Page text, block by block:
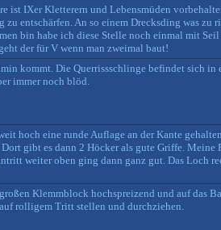
ist IXer Kletterern und Lebensmüden
entschärfen. An so einem Drecksding was zu
bin habe ich diese Stelle noch einmal mit
der für V wenn man zweimal baut!
kommt. Die Querrissschlinge befindet sich in
immer noch blöd.
hoch eine runde Auflage an der Kante
gibt es dann 2 Höcker als gute Griffe. Meine
weiter oben ging dann ganz gut. Das Loch
Klemmblock hochspreizend und auf das
rolligem Tritt stellen und durchziehen.